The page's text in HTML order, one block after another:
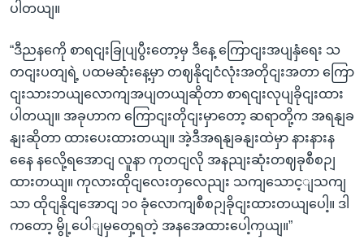
ပါတယျ။
“ဒီညနကေို စာရငျးခြုပျပွီးတော့မှ ဒီနေ့ ကြောငျးအပျနှံရေး သ
တငျးပတျရဲ့ ပထမဆုံးနေ့မှာ တဈနိုငျငံလုံးအတိုငျးအတာ ကြော
ငျးသားဘယျလောကျအပျတယျဆိုတာ စာရငျးလုပျခိုငျးထား
ပါတယျ။ အခုဟာက ကြောငျးတိုငျးမှာတော့ ဆရာတို့က အရနျခ
နျးဆိုတာ ထားပေးထားတယျ။ အဲ့ဒီအရနျခနျးထဲမှာ နားနားန
နေေ နလေို့ရအောငျ လူနာ ကုတငျလို အနညျးဆုံးတဈခုစီစဉျ
ထားတယျ။ ကုလားထိုငျလေးတှလေညျး သကျသောင့ျသကျ
သာ ထိုငျနိုငျအောငျ ၁၀ ခုံလောကျစီစဉျခိုငျးထားတယျပေါ့။ ဒါ
ကတော့ မွို့ပေါျမှတှေ့ရတဲ့ အနအေထားပေါ့ကှယျ။”